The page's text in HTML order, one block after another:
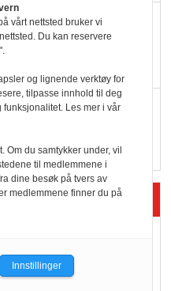
i
Stadig større
med ferdigmat
praksis
videre
vårt nettsted bruker vi
Du kan reservere
og lignende verktøy for
tilpasse innhold til deg
Les mer i vår
Om du samtykker under, vil
til medlemmene i
dine besøk på tvers av
medlemmene finner du på
Innstillinger